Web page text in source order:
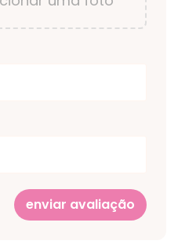
enviar avaliação